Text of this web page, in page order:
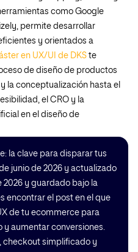
como Google
permite desarrollar
y orientados a
en UX/UI de DKS te
de diseño de productos
la conceptualización hasta el
el CRO y la
en el diseño de
la clave para disparar tus
junio de 2026 y actualizado
2026 y guardado bajo la
encontrar el post en el que
de tu ecommerce para
y aumentar conversiones.
checkout simplificado y